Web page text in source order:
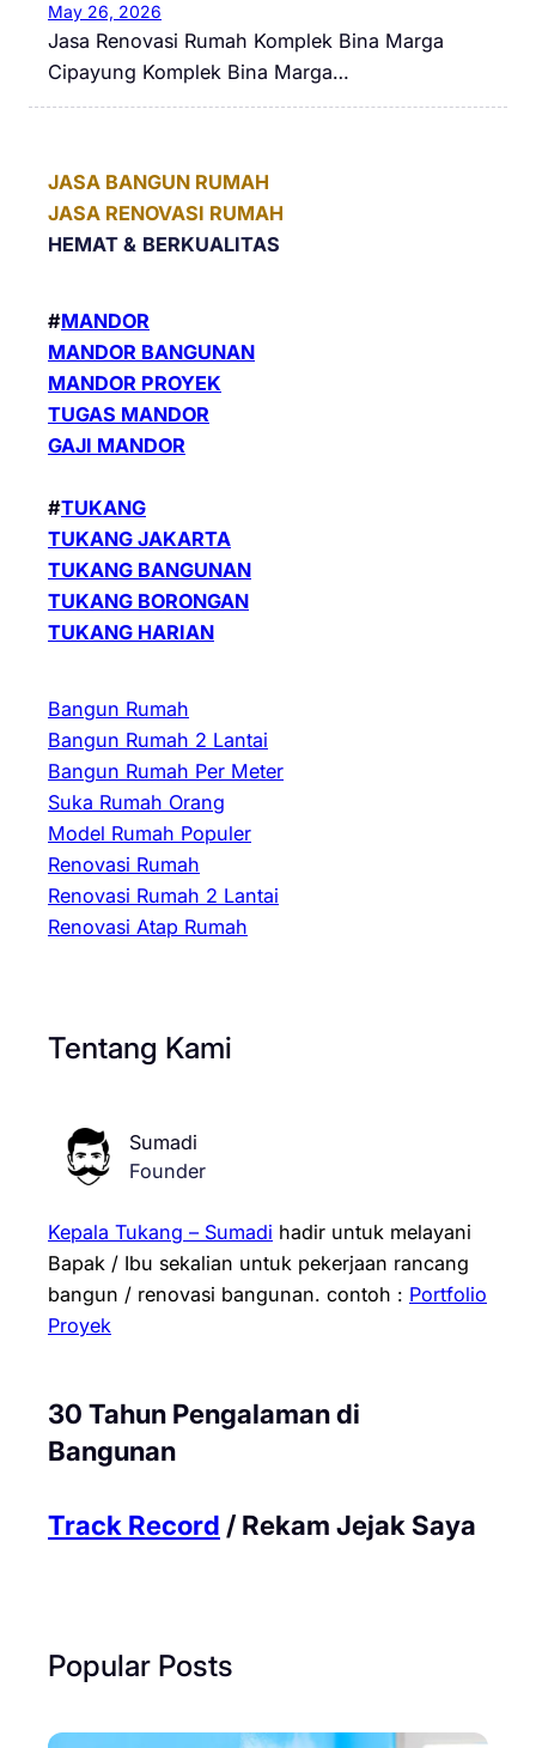
May 26, 2026
Jasa Renovasi Rumah Komplek Bina Marga
Cipayung Komplek Bina Marga…
JASA BANGUN RUMAH
JASA RENOVASI RUMAH
HEMAT & BERKUALITAS
#MANDOR
MANDOR BANGUNAN
MANDOR PROYEK
TUGAS MANDOR
GAJI MANDOR
#TUKANG
TUKANG JAKARTA
TUKANG BANGUNAN
TUKANG BORONGAN
TUKANG HARIAN
Bangun Rumah
Bangun Rumah 2 Lantai
Bangun Rumah Per Meter
Suka Rumah Orang
Model Rumah Populer
Renovasi Rumah
Renovasi Rumah 2 Lantai
Renovasi Atap Rumah
Tentang Kami
Sumadi
Founder
Kepala Tukang – Sumadi hadir untuk melayani
Bapak / Ibu sekalian untuk pekerjaan rancang
bangun / renovasi bangunan. contoh : Portfolio
Proyek
30 Tahun Pengalaman di
Bangunan
Track Record / Rekam Jejak Saya
Popular Posts